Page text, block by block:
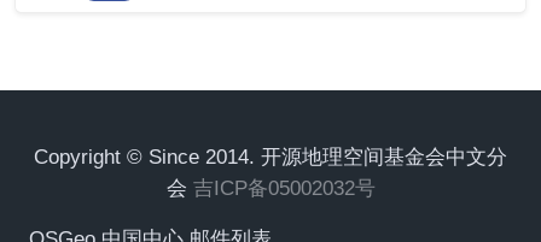
Copyright © Since 2014. 开源地理空间基金会中文分
会 吉ICP备05002032号